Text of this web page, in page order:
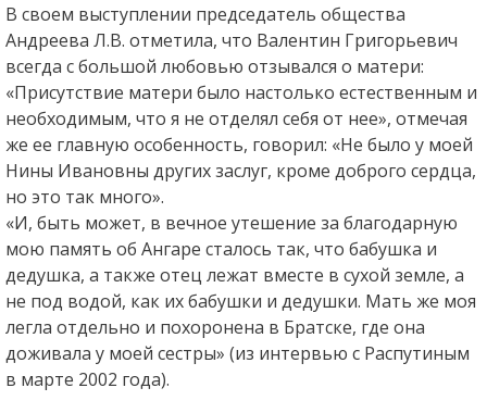
В своем выступлении председатель общества
Андреева Л.В. отметила, что Валентин Григорьевич
всегда с большой любовью отзывался о матери:
«Присутствие матери было настолько естественным и
необходимым, что я не отделял себя от нее», отмечая
же ее главную особенность, говорил: «Не было у моей
Нины Ивановны других заслуг, кроме доброго сердца,
но это так много».
«И, быть может, в вечное утешение за благодарную
мою память об Ангаре сталось так, что бабушка и
дедушка, а также отец лежат вместе в сухой земле, а
не под водой, как их бабушки и дедушки. Мать же моя
легла отдельно и похоронена в Братске, где она
доживала у моей сестры» (из интервью с Распутиным
в марте 2002 года).